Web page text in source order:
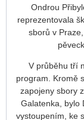
Ondrou
reprezentovala
sborů v
V průběhu tří
program. Kromě
zapojeny sbory
Galatenka, bylo
vystoupením, ke